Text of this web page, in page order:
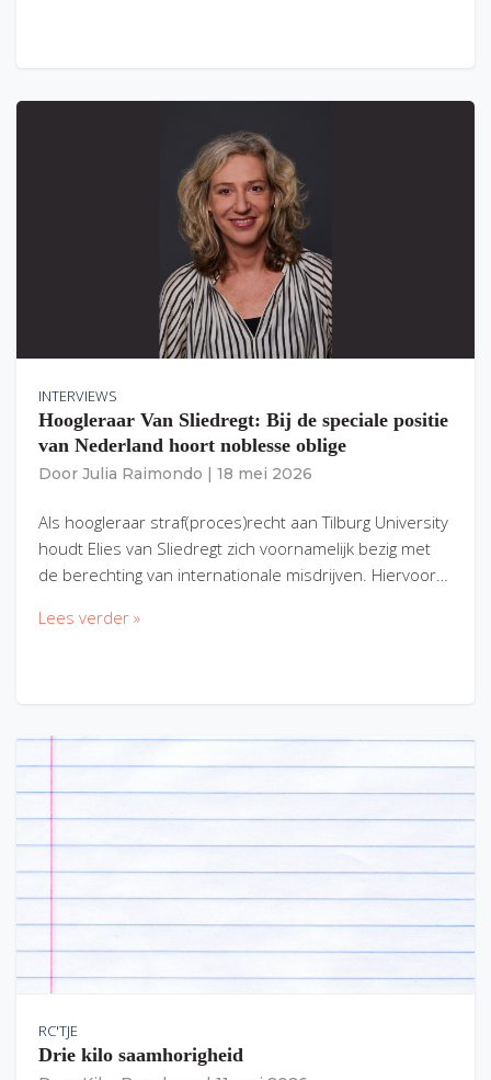
INTERVIEWS
Hoogleraar Van Sliedregt: Bij de speciale positie
van Nederland hoort noblesse oblige
Door Julia Raimondo 18 mei 2026
Als hoogleraar straf(proces)recht aan Tilburg University
houdt Elies van Sliedregt zich voornamelijk bezig met
de berechting van internationale misdrijven. Hiervoor…
Lees verder »
RC'TJE
Drie kilo saamhorigheid